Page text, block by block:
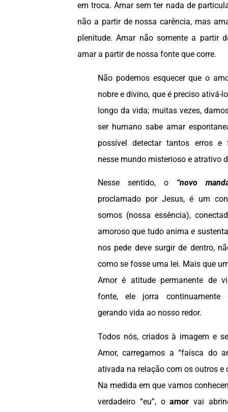
em troca. Amar sem ter nada de
não a partir de nossa carência, mas
plenitude. Amar não somente a partir
amar a partir de nossa fonte que corre.
Não podemos esquecer que o
nobre e divino, que é preciso ativá-
longo da vida; muitas vezes,
ser humano sabe amar
possível detectar tantos erros e
nesse mundo misterioso e atrativo
Nesse sentido, o “novo
proclamado por Jesus, é um
somos (nossa essência),
amoroso que tudo anima e
nos pede deve surgir de dentro,
como se fosse uma lei. Mais que
Amor é atitude permanente de
fonte, ele jorra continuamente
gerando vida ao nosso redor.
Todos nós, criados à imagem e
Amor, carregamos a “faísca do
ativada na relação com os outros e
Na medida em que vamos
verdadeiro “eu”, oamor vai